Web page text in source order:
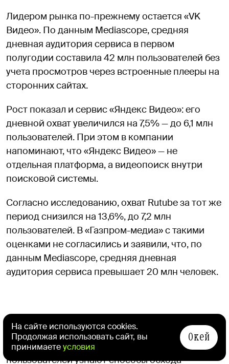
Лидером рынка по-прежнему остается «VK
Видео». По данным Mediascope, средняя
дневная аудитория сервиса в первом
полугодии составила 42 млн пользователей без
учета просмотров через встроенные плееры на
сторонних сайтах.
Рост показал и сервис «Яндекс Видео»: его
дневной охват увеличился на 7,5% — до 6,1 млн
пользователей. При этом в компании
напоминают, что «Яндекс Видео» — не
отдельная платформа, а видеопоиск внутри
поисковой системы.
Согласно исследованию, охват Rutube за тот же
период снизился на 13,6%, до 7,2 млн
пользователей. В «Газпром-медиа» с такими
оценками не согласились и заявили, что, по
данным Mediascope, средняя дневная
аудитория сервиса превышает 20 млн человек.
Эксперты связывают устойчивую популярность
YouTube с привычками аудитории и качеством
контента. По их словам, все больше
пользователей узнают способы обхода
На сайте используются cookies.
Продолжая использовать сайт, вы
принимаетеусловия
Окей